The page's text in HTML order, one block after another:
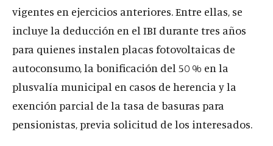
vigentes en ejercicios anteriores. Entre ellas, se
incluye la deducción en el IBI durante tres años
para quienes instalen placas fotovoltaicas de
autoconsumo, la bonificación del 50 % en la
plusvalía municipal en casos de herencia y la
exención parcial de la tasa de basuras para
pensionistas, previa solicitud de los interesados.